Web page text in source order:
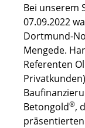
Bei unserem
07.09.2022
Dortmund-
Mengede.
Referenten
Betongold®,